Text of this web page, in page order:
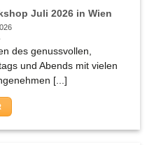
Juli 2026 in Wien
des genussvollen,
und Abends mit vielen
[...]